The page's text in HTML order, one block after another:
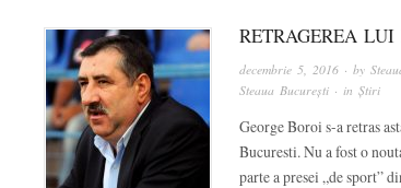
RETRAGEREA
decembrie 5, 2016 · by
Steaua București · in Știri
George Boroi s-a retras
Bucuresti. Nu a fost o
parte a presei „de sport”